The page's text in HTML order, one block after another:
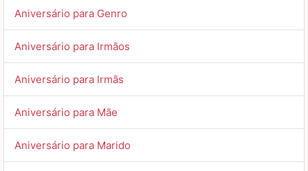
Aniversário para Genro
Aniversário para Irmãos
Aniversário para Irmãs
Aniversário para Mãe
Aniversário para Marido